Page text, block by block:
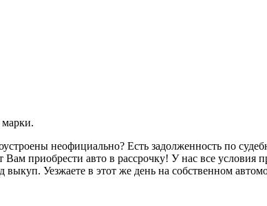
неофициально? Есть задолженность по
приобрести авто в рассрочку! У нас все условия
Уезжаете в этот же день на собственном